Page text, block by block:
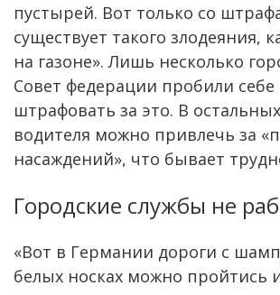
пустырей. Вот только со
существует такого злодеяния,
на газоне». Лишь несколько
Совет федерации пробили
штрафовать за это. В
водителя можно привлечь за
насаждений», что бывает
Городские службы не
«Вот в Германии дороги с
белых носках можно пройтись